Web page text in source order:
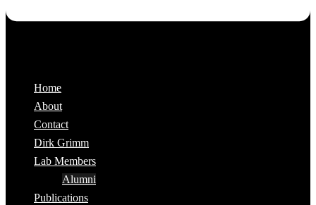
Home
About
Contact
Dirk Grimm
Lab Members
Alumni
Publications